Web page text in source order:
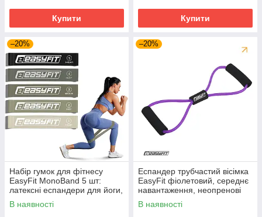
Купити Купити
–20%
Набір гумок для фітнесу
EasyFit MonoBand 5 шт:
латексні еспандери для йоги,
пілатесу, реабілітації та
силових тренувань (2.5-20
В наявності
–20%
Еспандер трубчастий вісімка
EasyFit фіолетовий, середнє
навантаження, неопренові
ручки, для дому та
реабілітації
В наявності